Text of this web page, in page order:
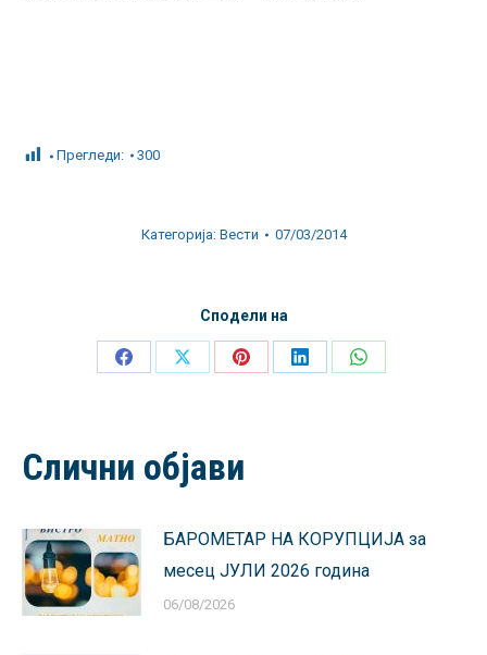
Прегледи: 300
Категорија: Вести 07/03/2014
Сподели на
Share
Share
Share
Share
Share
Слични објави
БАРОМЕТАР НА КОРУПЦИЈА за
месец ЈУЛИ 2026 година
06/08/2026